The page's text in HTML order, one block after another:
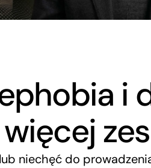
i
niechęć do